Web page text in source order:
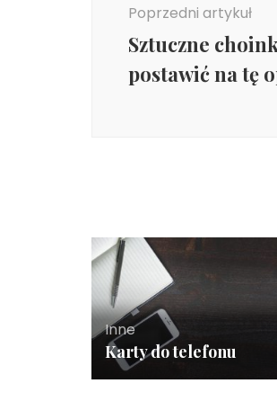
Poprzedni artykuł
Sztuczne
postawić na tę
Inne
Karty do telefonu